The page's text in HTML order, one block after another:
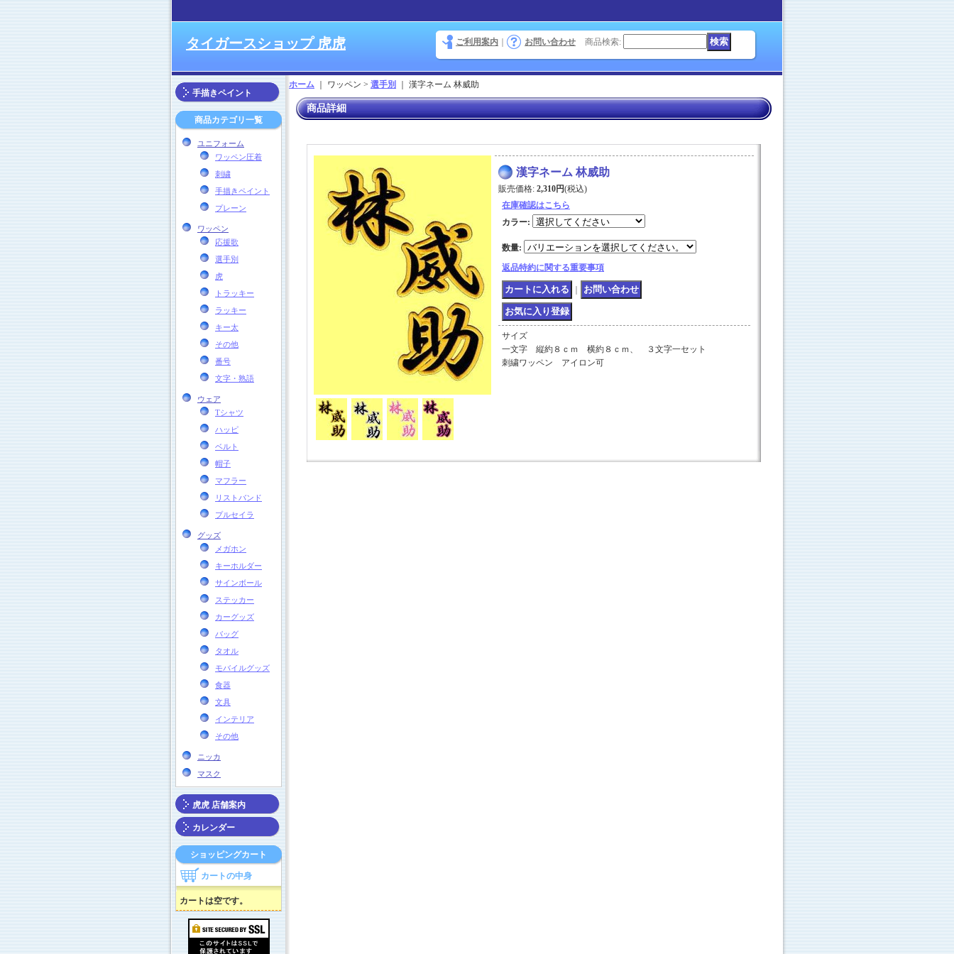
タイガースショップ 虎虎 ご利用案内 お問い合わせ 商品検索:
手描きペイント
商品カテゴリ一覧
ユニフォーム
ワッペン圧着
刺繍
手描きペイント
プレーン
ワッペン
応援歌
選手別
虎
トラッキー
ラッキー
キー太
その他
番号
文字・熟語
ウェア
Tシャツ
ハッピ
ベルト
帽子
マフラー
リストバンド
プルセイラ
グッズ
メガホン
キーホルダー
サインボール
ステッカー
カーグッズ
バッグ
タオル
モバイルグッズ
食器
文具
インテリア
その他
ニッカ
マスク
虎虎 店舗案内
カレンダー
ショッピングカート
カートの中身
カートは空です。
ホーム ｜ ワッペン > 選手別 漢字ネーム 林威助
商品詳細
漢字ネーム 林威助
販売価格: 2,310円(税込)
在庫確認はこちら
カラー:
数量:
返品特約に関する重要事項
サイズ
一文字 縦約８ｃｍ 横約８ｃｍ、 ３文字一セット
刺繍ワッペン アイロン可